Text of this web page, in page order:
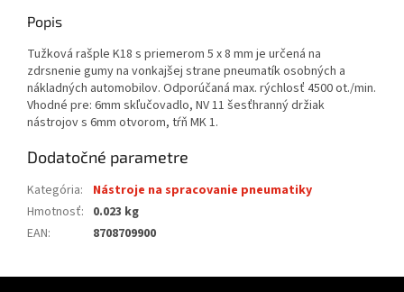
Popis
Tužková rašple K18 s priemerom 5 x 8 mm je určená na
zdrsnenie gumy na vonkajšej strane pneumatík osobných a
nákladných automobilov. Odporúčaná max. rýchlosť 4500 ot./min.
Vhodné pre: 6mm skľučovadlo, NV 11 šesťhranný držiak
nástrojov s 6mm otvorom, tŕň MK 1.
Dodatočné parametre
Kategória:
Nástroje na spracovanie pneumatiky
Hmotnosť: 0.023 kg
EAN: 8708709900